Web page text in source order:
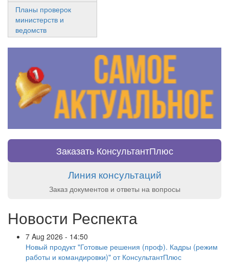
Планы проверок
министерств и
ведомств
Заказать КонсультантПлюс
Линия консультаций
Заказ документов и ответы на вопросы
Новости Респекта
7 Aug 2026 - 14:50
Новый продукт "Готовые решения (проф). Кадры (режим
работы и командировки)" от КонсультантПлюс